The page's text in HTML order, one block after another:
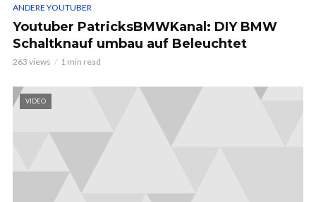
ANDERE YOUTUBER
Youtuber PatricksBMWKanal: DIY BMW
Schaltknauf umbau auf Beleuchtet
263 views 1 min read
VIDEO